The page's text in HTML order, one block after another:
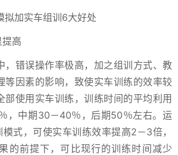
拟加实车组训6大好处
提高
错误操作率极高，加之组训方式、教
等因素的影响，致使实车训练的效率较
部使用实车训练，训练时间的平均利用
，中期30－40％，后期50％左右。运
模式，可使实车训练效率提高2－3倍，
的前提下，可比现行的训练时间减少